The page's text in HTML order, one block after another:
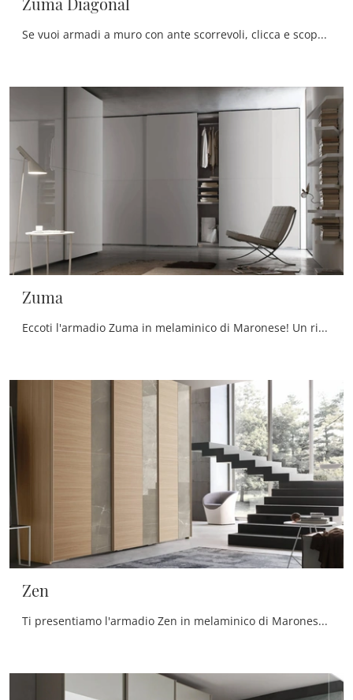
Se vuoi armadi a muro con ante scorrevoli, clicca e scopri l'armadio Zuma Diagonal di Maronese in melaminico.
Zuma
Eccoti l'armadio Zuma in melaminico di Maronese! Un ricco catalogo di armadi a muro con ante scorrevoli.
Zen
Ti presentiamo l'armadio Zen in melaminico di Maronese! Un ricco catalogo di armadi a muro con ante scorrevoli.